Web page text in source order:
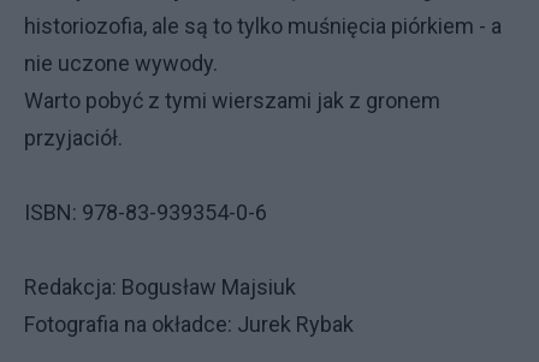
historiozofia, ale są to tylko muśnięcia piórkiem - a
nie uczone wywody.
Warto pobyć z tymi wierszami jak z gronem
przyjaciół.
ISBN: 978-83-939354-0-6
Redakcja: Bogusław Majsiuk
Fotografia na okładce: Jurek Rybak